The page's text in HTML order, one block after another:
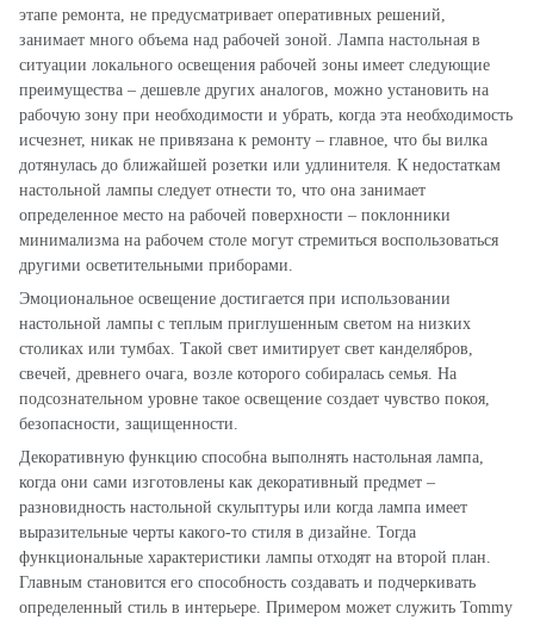
этапе ремонта, не предусматривает оперативных решений,
занимает много объема над рабочей зоной. Лампа настольная в
ситуации локального освещения рабочей зоны имеет следующие
преимущества – дешевле других аналогов, можно установить на
рабочую зону при необходимости и убрать, когда эта необходимость
исчезнет, никак не привязана к ремонту – главное, что бы вилка
дотянулась до ближайшей розетки или удлинителя. К недостаткам
настольной лампы следует отнести то, что она занимает
определенное место на рабочей поверхности – поклонники
минимализма на рабочем столе могут стремиться воспользоваться
другими осветительными приборами.
Эмоциональное освещение достигается при использовании
настольной лампы с теплым приглушенным светом на низких
столиках или тумбах. Такой свет имитирует свет канделябров,
свечей, древнего очага, возле которого собиралась семья. На
подсознательном уровне такое освещение создает чувство покоя,
безопасности, защищенности.
Декоративную функцию способна выполнять настольная лампа,
когда они сами изготовлены как декоративный предмет –
разновидность настольной скульптуры или когда лампа имеет
выразительные черты какого-то стиля в дизайне. Тогда
функциональные характеристики лампы отходят на второй план.
Главным становится его способность создавать и подчеркивать
определенный стиль в интерьере. Примером может служить Tommy